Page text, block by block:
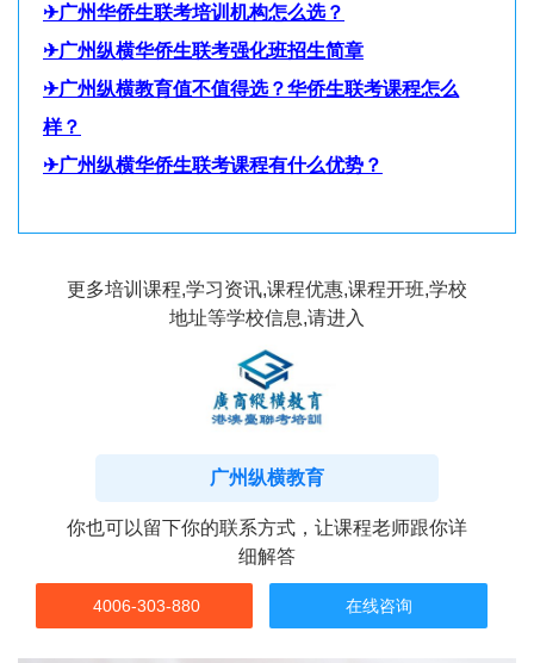
✈广州华侨生联考培训机构怎么选？
✈广州纵横华侨生联考强化班招生简章
✈广州纵横教育值不值得选？华侨生联考课程怎么
样？
✈广州纵横华侨生联考课程有什么优势？
更多培训课程,学习资讯,课程优惠,课程开班,学校
地址等学校信息,请进入
广州纵横教育
你也可以留下你的联系方式，让课程老师跟你详
细解答
4006-303-880 在线咨询